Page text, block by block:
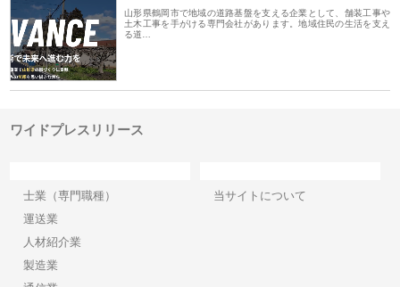
山形県鶴岡市で地域の道路基盤を支える企業として、舗装工事や
土木工事を手がける専門会社があります。地域住民の生活を支え
る道…
ワイドプレスリリース
士業（専門職種）
運送業
人材紹介業
製造業
当サイトについて